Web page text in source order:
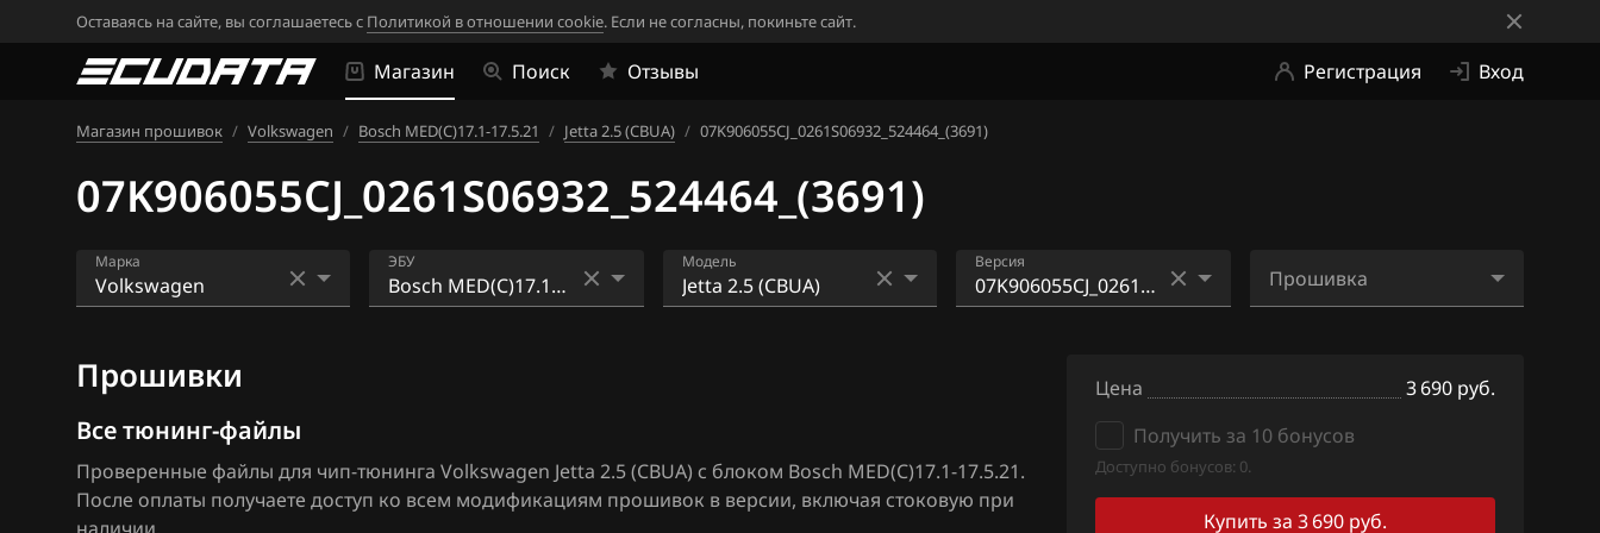
Оставаясь на сайте, вы соглашаетесь с Политикой в отношении cookie. Если не согласны, покиньте сайт.
Магазин Поиск Отзывы Регистрация Вход
Магазин прошивок / Volkswagen / Bosch MED(C)17.1-17.5.21 / Jetta 2.5 (CBUA) / 07K906055CJ_0261S06932_524464_(3691)
07K906055CJ_0261S06932_524464_(3691)
Марка
Alfa Romeo
ATLAS
Audi
BAIC
ЭБУ
Bosch EDC17C54
Модель
Eos 1.4 TFSI (CAXA)
Версия
07K906055CJ_0261S0693
07K906055CL_0261S0693
4_524471_(3692)
Прошивка
07K906055CJ_0261S0693
EVAP.bin
Прошивки
Все тюнинг-файлы
Проверенные файлы для чип-тюнинга Volkswagen Jetta 2.5 (CBUA) с блоком Bosch MED(C)17.1-17.5.21.
После оплаты получаете доступ ко всем модификациям прошивок в версии, включая стоковую при
Цена
3 690 руб.
Получить за 10 бонусов
Доступно бонусов: 0.
Купить за 3 690 руб.